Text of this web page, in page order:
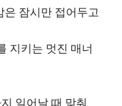
은 잠시만 접어두고
지키는 멋진 매너
일어날 때 맞춰